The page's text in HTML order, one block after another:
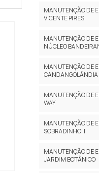
MANUTENÇÃO DE
VICENTE PIRES
MANUTENÇÃO DE
NÚCLEO
MANUTENÇÃO DE
CANDANGOLÂNDIA
MANUTENÇÃO DE
WAY
MANUTENÇÃO DE
SOBRADINHO II
MANUTENÇÃO DE
JARDIM BOTÂNICO